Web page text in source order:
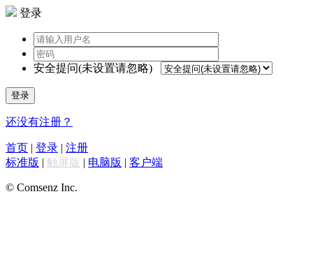
登录
安全提问(未设置请忽略)
登录
还没有注册？
首页 | 登录 | 注册
标准版 | 触屏版 | 电脑版 | 客户端
© Comsenz Inc.